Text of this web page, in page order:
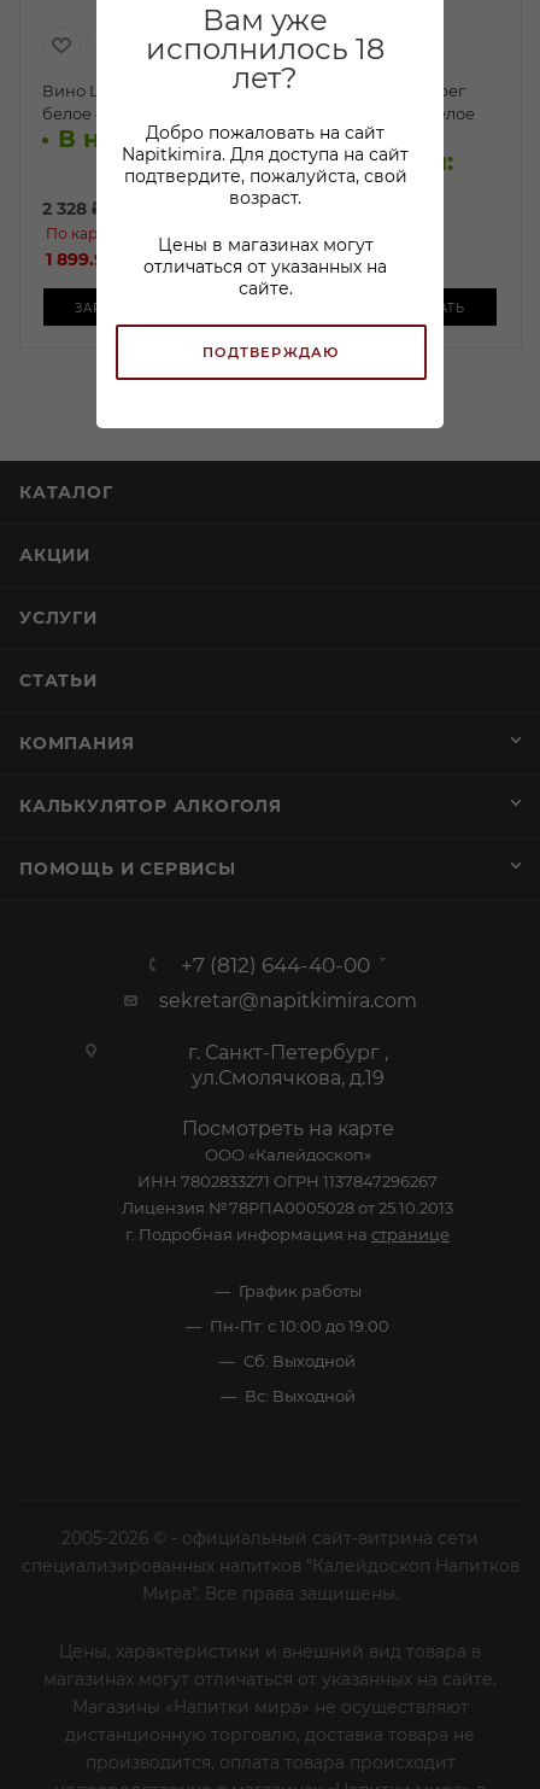
Вам уже
исполнилось 18
лет?
Добро пожаловать на сайт
Napitkimira. Для доступа на сайт
подтвердите, пожалуйста, свой
возраст.
Цены в магазинах могут
отличаться от указанных на
сайте.
ПОДТВЕРЖДАЮ
Вино Шардоне Сикоры
белое сухое 0,75л
В наличии:
2 328 ₽
По карте:
1 899.99 ₽ /шт
ЗАРЕЗЕРВИРОВАТЬ
Вино Высокий Берег
Мюллер-Тургау белое
сухое 0,75л
В наличии:
799₽/шт
ЗАРЕЗЕРВИРОВАТЬ
КАТАЛОГ
АКЦИИ
УСЛУГИ
СТАТЬИ
КОМПАНИЯ
КАЛЬКУЛЯТОР АЛКОГОЛЯ
ПОМОЩЬ И СЕРВИСЫ
+7 (812) 644-40-00
sekretar@napitkimira.com
г. Санкт-Петербург ,
ул.Смолячкова, д.19
Посмотреть на карте
ООО «Калейдоскоп»
ИНН 7802833271 ОГРН 1137847296267
Лицензия №78РПА0005028 от 25.10.2013
г. Подробная информация на странице
График работы
Пн-Пт: с 10:00 до 19:00
Сб: Выходной
Вс: Выходной
2005-2026 © - официальный сайт-витрина сети
специализированных напитков "Калейдоскоп Напитков
Мира". Все права защищены.
Цены, характеристики и внешний вид товара в
магазинах могут отличаться от указанных на сайте.
Магазины «Напитки мира» не осуществляют
дистанционную торговлю, доставка товара не
производится, оплата товара происходит